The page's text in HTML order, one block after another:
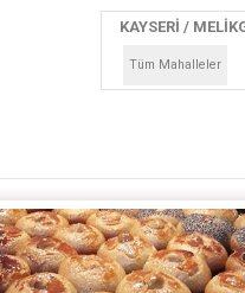
KAYSERİ /
Tüm Mahalleler